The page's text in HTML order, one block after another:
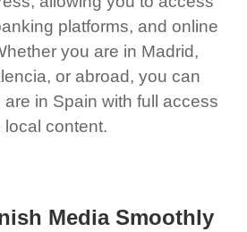
platforms, and online
you are in Madrid,
or abroad, you can
in Spain with full access
local content.
Media Smoothly